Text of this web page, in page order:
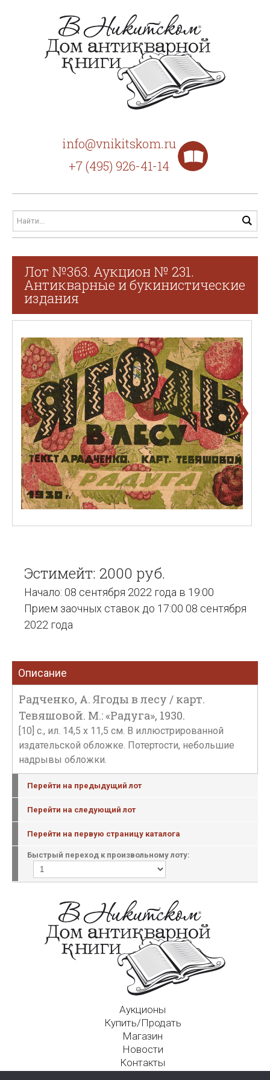
info@vnikitskom.ru
+7 (495) 926-41-14
Лот №363. Аукцион № 231.
Антикварные и букинистические
издания
❮ ❯
Эстимейт: 2000 руб.
Начало: 08 сентября 2022 года в 19:00
Прием заочных ставок до 17:00 08 сентября
2022 года
Описание
Радченко, А. Ягоды в лесу / карт.
Тевяшовой. М.: «Радуга», 1930.
[10] с., ил. 14,5 х 11,5 см. В иллюстрированной
издательской обложке. Потертости, небольшие
надрывы обложки.
Перейти на предыдущий лот
Перейти на следующий лот
Перейти на первую страницу каталога
Быстрый переход к произвольному лоту:
Аукционы
Купить/Продать
Магазин
Новости
Контакты